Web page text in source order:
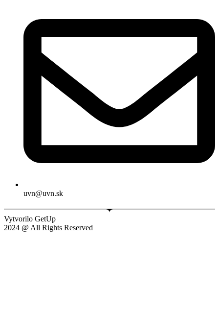
uvn@uvn.sk
Vytvorilo GetUp
2024 @ All Rights Reserved